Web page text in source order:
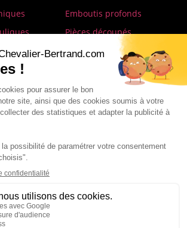
Emboutis profonds
Pièces découpés
Emboutissage formage
Emboutis restreints
Soudures